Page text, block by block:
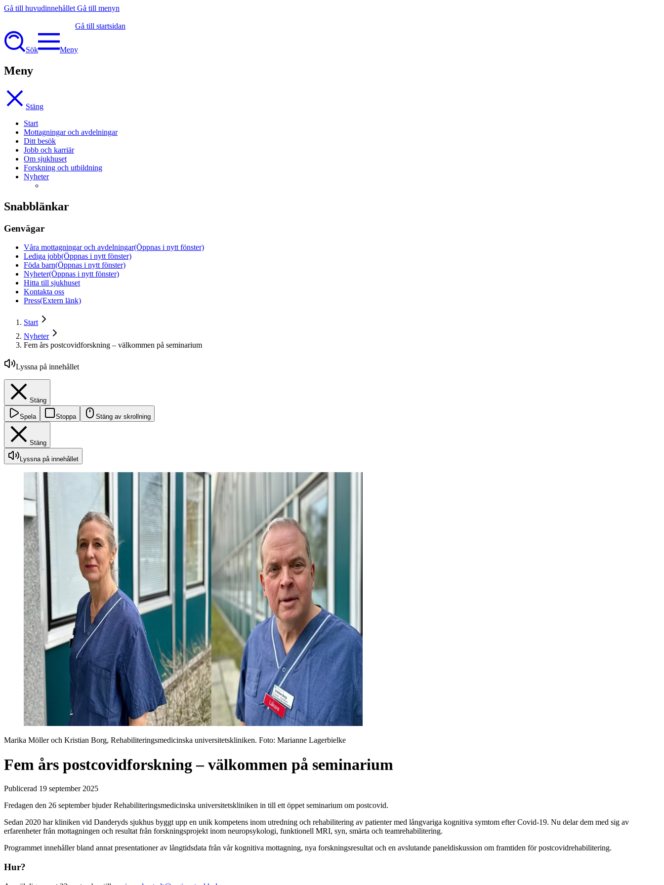
Gå till huvudinnehållet Gå till menyn
Gå till startsidan
Sök Meny
Meny
Stäng
Start
Mottagningar och avdelningar
Ditt besök
Jobb och karriär
Om sjukhuset
Forskning och utbildning
Nyheter
Snabblänkar
Genvägar
Våra mottagningar och avdelningar(Öppnas i nytt fönster)
Lediga jobb(Öppnas i nytt fönster)
Föda barn(Öppnas i nytt fönster)
Nyheter(Öppnas i nytt fönster)
Hitta till sjukhuset
Kontakta oss
Press(Extern länk)
Start
Nyheter
Fem års postcovidforskning – välkommen på seminarium
Lyssna på innehållet
Stäng
Spela Stoppa Stäng av skrollning
Stäng
Lyssna på innehållet
Marika Möller och Kristian Borg, Rehabiliteringsmedicinska universitetskliniken. Foto: Marianne Lagerbielke
Fem års postcovidforskning – välkommen på seminarium
Publicerad 19 september 2025
Fredagen den 26 september bjuder Rehabiliteringsmedicinska universitetskliniken in till ett öppet seminarium om postcovid.
Sedan 2020 har kliniken vid Danderyds sjukhus byggt upp en unik kompetens inom utredning och rehabilitering av patienter med långvariga kognitiva symtom efter Covid-19. Nu delar dem med sig av
erfarenheter från mottagningen och resultat från forskningsprojekt inom neuropsykologi, funktionell MRI, syn, smärta och teamrehabilitering.
Programmet innehåller bland annat presentationer av långtidsdata från vår kognitiva mottagning, nya forskningsresultat och en avslutande paneldiskussion om framtiden för postcovidrehabilitering.
Hur?